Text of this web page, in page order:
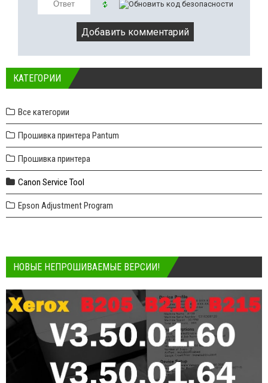
КАТЕГОРИИ
Все категории
Прошивка принтера Pantum
Прошивка принтера
Canon Service Tool
Epson Adjustment Program
НОВЫЕ НЕПРОШИВАЕМЫЕ ВЕРСИИ!